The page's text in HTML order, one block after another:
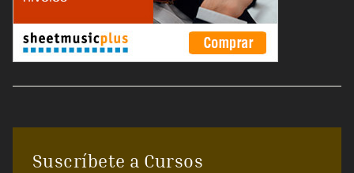
Suscríbete a Cursos